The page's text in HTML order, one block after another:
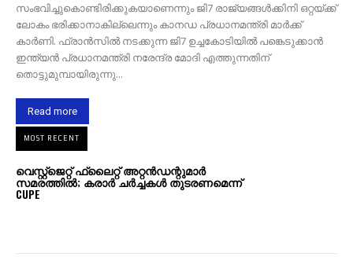
സംഭവിച്ചുകൊണ്ടിരിക്കുകയാണെന്നും ജി7 രാജ്യങ്ങൾക്കിനി ഒറ്റയ്ക്ക്
ലോകം ഭരിക്കാനാകില്ലെന്നും കാനഡ പ്രധാനമന്ത്രി മാർക്ക്
കാർണി. ഫ്രാൻസിൽ നടക്കുന്ന ജി7 ഉച്ചകോടിയിൽ പങ്കെടുക്കാൻ
ഇന്ത്യൻ പ്രധാനമന്ത്രി നരേന്ദ്ര മോദി എത്തുന്നതിന്
തൊട്ടുമുമ്പായിരുന്നു...
Read more
MOST RECENT
വെസ്റ്റ്‌ജെറ്റ് ഫ്ലൈറ്റ് അറ്റൻഡന്റുമാർ
സമരത്തിൽ; കരാർ ചർച്ചകൾ തുടരണമെന്ന്
CUPE